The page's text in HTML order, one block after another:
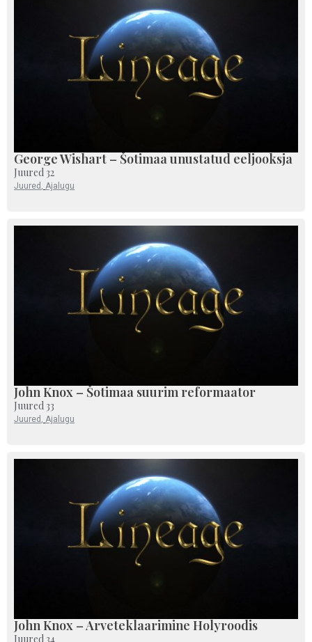
George Wishart – Šotimaa unustatud eeljooksja
Juured 32
Juured , Ajalugu
John Knox – Šotimaa suurim reformaator
Juured 33
Juured , Ajalugu
John Knox – Arveteklaarimine Holyroodis
Juured 34